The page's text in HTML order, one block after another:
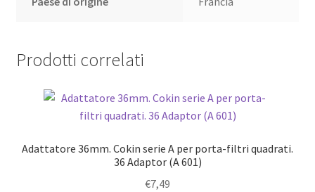
Prodotti correlati
Adattatore 36mm. Cokin serie A per porta-filtri quadrati.
36 Adaptor (A 601)
€7,49